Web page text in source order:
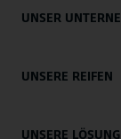
UNSER
UNSERE REIFEN
UNSERE